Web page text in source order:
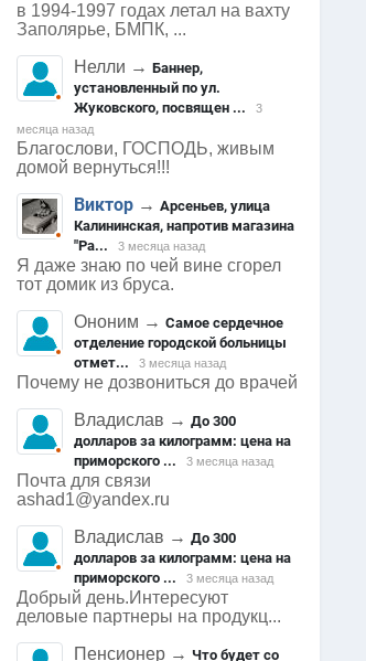
в 1994-1997 годах летал на вахту
Заполярье, БМПК, ...
Нелли →Баннер,
установленный по ул.
Жуковского, посвящен ...
3
месяца назад
Благослови, ГОСПОДЬ, живым
домой вернуться!!!
Виктор →Арсеньев, улица
Калининская, напротив магазина
"Ра...
3 месяца назад
Я даже знаю по чей вине сгорел
тот домик из бруса.
Ононим →Самое сердечное
отделение городской больницы
отмет...
3 месяца назад
Почему не дозвониться до врачей
Владислав →До 300
долларов за килограмм: цена на
приморского ...
3 месяца назад
Почта для связи
ashad1@yandex.ru
Владислав →До 300
долларов за килограмм: цена на
приморского ...
3 месяца назад
Добрый день.Интересуют
деловые партнеры на продукц...
Пенсионер →Что будет со